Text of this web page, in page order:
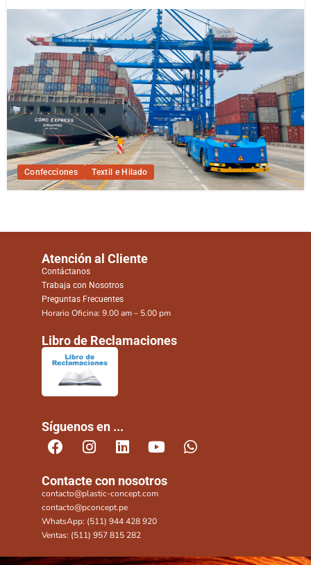
Confecciones Textil e Hilado
Atención al Cliente
Contáctanos
Trabaja con Nosotros
Preguntas Frecuentes
Horario Oficina: 9.00 am – 5.00 pm
Libro de Reclamaciones
Síguenos en ...
Contacte con nosotros
contacto@plastic-concept.com
contacto@pconcept.pe
WhatsApp: (511) 944 428 920
Ventas: (511) 957 815 282